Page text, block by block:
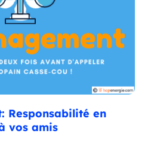
Responsabilité en
vos amis